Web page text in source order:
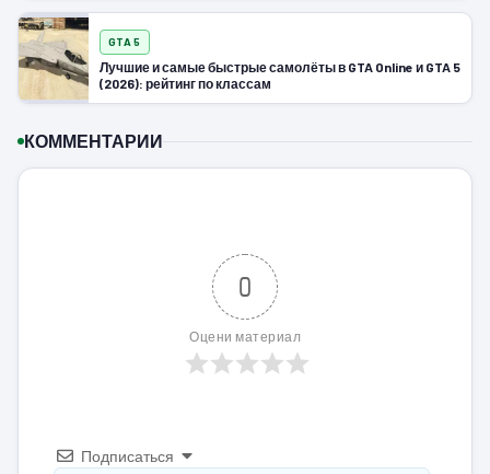
GTA 5
Лучшие и самые быстрые самолёты в GTA Online и GTA 5
(2026): рейтинг по классам
КОММЕНТАРИИ
0
Оцени материал
Подписаться